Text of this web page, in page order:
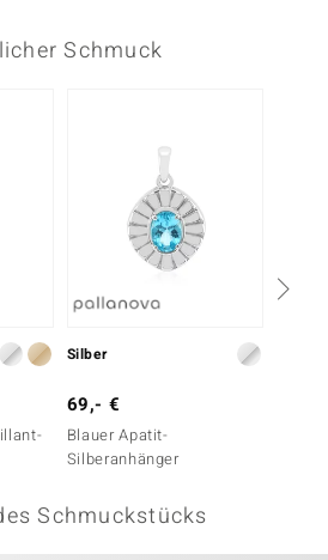
Schmuck
Silber
69,- €
Blauer Apatit-
Silberanhänger
Schmuckstücks